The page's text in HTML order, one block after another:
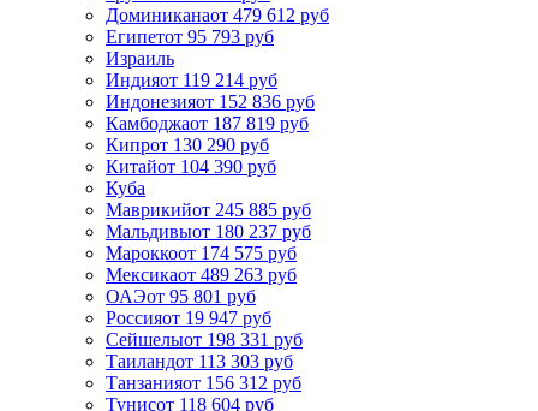
Доминиканаот 479 612 руб
Египетот 95 793 руб
Израиль
Индияот 119 214 руб
Индонезияот 152 836 руб
Камбоджаот 187 819 руб
Кипрот 130 290 руб
Китайот 104 390 руб
Куба
Маврикийот 245 885 руб
Мальдивыот 180 237 руб
Мароккоот 174 575 руб
Мексикаот 489 263 руб
ОАЭот 95 801 руб
Россияот 19 947 руб
Сейшелыот 198 331 руб
Таиландот 113 303 руб
Танзанияот 156 312 руб
Тунисот 118 604 руб